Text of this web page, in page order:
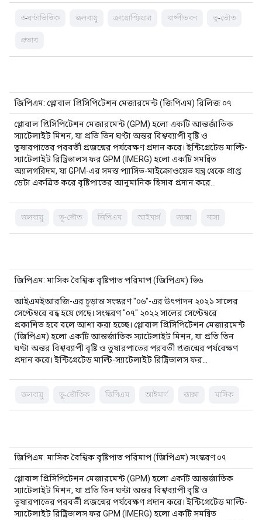
৩-ঘণ্টাভিত্তিক জলবায়ু ক্রায়োস্ফিয়ার বাষ্পীভবন ভূ-ভৌত
প্রভাব
জিপিএম: গ্লোবাল প্রিসিপিটেশন মেজারমেন্ট (জিপিএম) রিলিজ ০৭
গ্লোবাল প্রিসিপিটেশন মেজারমেন্ট (GPM) হলো একটি আন্তর্জাতিক
স্যাটেলাইট মিশন, যা প্রতি তিন ঘণ্টা অন্তর বিশ্বব্যাপী বৃষ্টি ও
তুষারপাতের পরবর্তী প্রজন্মের পর্যবেক্ষণ প্রদান করে। ইন্টিগ্রেটেড মাল্টি-
স্যাটেলাইট রিট্রিভালস ফর GPM (IMERG) হলো একটি সমন্বিত
অ্যালগরিদম, যা GPM-এর সমস্ত প্যাসিভ-মাইক্রোওয়েভ যন্ত্র থেকে প্রাপ্ত
ডেটা একত্রিত করে বৃষ্টিপাতের আনুমানিক হিসাব প্রদান করে…
জলবায়ু ভূ-ভৌত জিপিএম আইমার্গ জাক্সা নাসা
জিপিএম: মাসিক বৈশ্বিক বৃষ্টিপাত পরিমাপ (জিপিএম) ভি৬
আইএমইআরজি-এর চূড়ান্ত সংস্করণ "০৬"-এর উৎপাদন ২০২১ সালের
সেপ্টেম্বরে বন্ধ হয়ে গেছে। সংস্করণ "০৭" ২০২২ সালের সেপ্টেম্বরে
প্রকাশিত হবে বলে আশা করা হচ্ছে। গ্লোবাল প্রিসিপিটেশন মেজারমেন্ট
(জিপিএম) হলো একটি আন্তর্জাতিক স্যাটেলাইট মিশন, যা প্রতি তিন
ঘণ্টা অন্তর বিশ্বব্যাপী বৃষ্টি ও তুষারপাতের পরবর্তী প্রজন্মের পর্যবেক্ষণ
প্রদান করে। ইন্টিগ্রেটেড মাল্টি-স্যাটেলাইট রিট্রিভালস ফর...
জলবায়ু ভূ-ভৌতিক জিপিএম আইমার্গ জাক্সা মাসিক
জিপিএম: মাসিক বৈশ্বিক বৃষ্টিপাত পরিমাপ (জিপিএম) সংস্করণ ০৭
গ্লোবাল প্রিসিপিটেশন মেজারমেন্ট (GPM) হলো একটি আন্তর্জাতিক
স্যাটেলাইট মিশন, যা প্রতি তিন ঘণ্টা অন্তর বিশ্বব্যাপী বৃষ্টি ও
তুষারপাতের পরবর্তী প্রজন্মের পর্যবেক্ষণ প্রদান করে। ইন্টিগ্রেটেড মাল্টি-
স্যাটেলাইট রিট্রিভালস ফর GPM (IMERG) হলো একটি সমন্বিত